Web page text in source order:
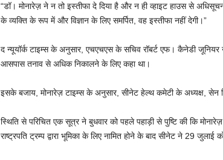
“डॉ। मोनारेज़ ने न तो इस्तीफा दे दिया है और न ही व्हाइट हाउस से
के व्यक्ति के रूप में और विज्ञान के लिए समर्पित, वह इस्तीफा नहीं देगी।”
द न्यूयॉर्क टाइम्स के अनुसार, एचएचएस के सचिव रॉबर्ट एफ। कैनेडी जूनियर
आसपास तनाव से अधिक निकालने के लिए कहा था।
इसके बजाय, मोनारेज़ टाइम्स के अनुसार, सीनेट हेल्थ कमेटी के अध्यक्ष,
स्थिति से परिचित एक सूत्र ने बुधवार को पहले पहाड़ी से पुष्टि की कि
राष्ट्रपति ट्रम्प द्वारा भूमिका के लिए नामित होने के बाद सीनेट ने 29 जुलाई